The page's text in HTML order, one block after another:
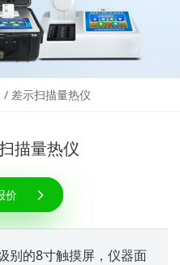
/ 差示扫描量热仪
描量热仪
价
别的8寸触摸屏，仪器面